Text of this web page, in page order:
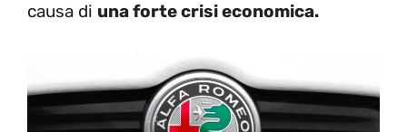
causa di una forte crisi economica.